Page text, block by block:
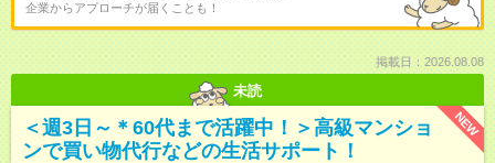
企業からアプローチが届くことも！
掲載日：2026.08.08
未読
NEW
＜週3日～＊60代まで活躍中！＞高級マンショ
ンで買い物代行などの生活サポート！